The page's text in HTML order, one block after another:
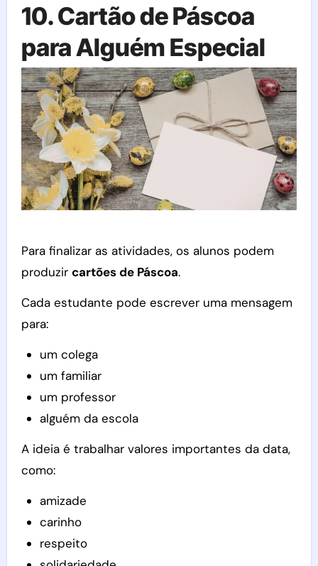
10. Cartão de Páscoa
para Alguém Especial
Para finalizar as atividades, os alunos podem
produzir cartões de Páscoa.
Cada estudante pode escrever uma mensagem
para:
um colega
um familiar
um professor
alguém da escola
A ideia é trabalhar valores importantes da data,
como:
amizade
carinho
respeito